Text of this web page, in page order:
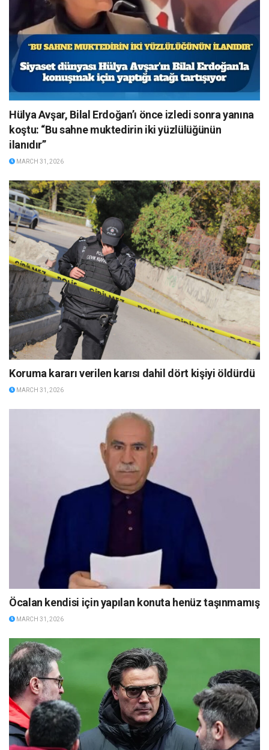
Hülya Avşar, Bilal Erdoğan’ı önce izledi sonra yanına
koştu: “Bu sahne muktedirin iki yüzlülüğünün
ilanıdır”
MARCH 31, 2026
Koruma kararı verilen karısı dahil dört kişiyi öldürdü
MARCH 31, 2026
Öcalan kendisi için yapılan konuta henüz taşınmamış
MARCH 31, 2026